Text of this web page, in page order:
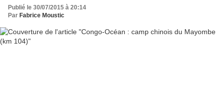
Publié le 30/07/2015 à 20:14
Par Fabrice Moustic